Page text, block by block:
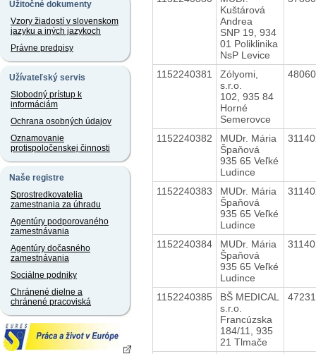
Užitočné dokumenty
Vzory žiadostí v slovenskom
jazyku a iných jazykoch
Právne predpisy
Užívateľský servis
Slobodný prístup k
informáciám
Ochrana osobných údajov
Oznamovanie
protispoločenskej činnosti
Naše registre
Sprostredkovatelia
zamestnania za úhradu
Agentúry podporovaného
zamestnávania
Agentúry dočasného
zamestnávania
Sociálne podniky
Chránené dielne a
chránené pracoviská
Kuštárová
Andrea
SNP 19, 934
01 Poliklinika
NsP Levice
1152240381
Zólyomi,
s.r.o.
102, 935 84
Horné
Semerovce
1152240382
MUDr. Mária
Špaňová
935 65 Veľké
Ludince
1152240383
MUDr. Mária
Špaňová
935 65 Veľké
Ludince
1152240384
MUDr. Mária
Špaňová
935 65 Veľké
Ludince
1152240385
BŠ MEDICAL
s.r.o.
Francúzska
184/11, 935
21 Tlmače